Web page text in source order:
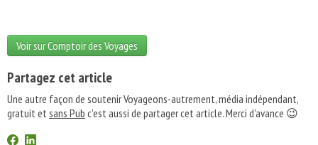
Voir sur Comptoir des Voyages
Partagez cet article
Une autre façon de soutenir Voyageons-autrement, média indépendant,
gratuit etsans Pub c'est aussi de partager cet article. Merci d'avance 😉